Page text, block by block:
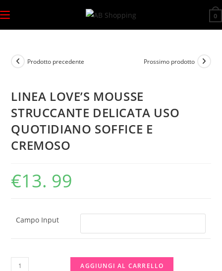
al
contenuto
0
Prodotto precedente Prossimo prodotto
LINEA LOVE’S MOUSSE
STRUCCANTE DELICATA USO
QUOTIDIANO SOFFICE E
CREMOSO
€13. 99
Campo Input
LINEA
AGGIUNGI AL CARRELLO